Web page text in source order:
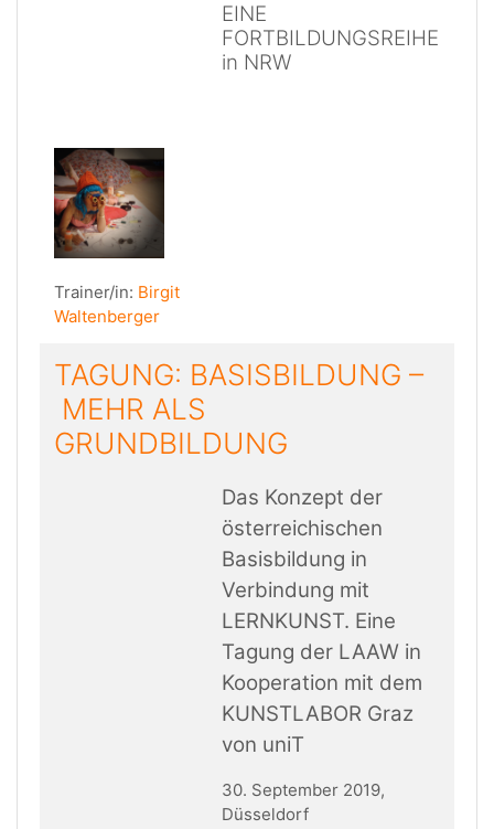
EINE
FORTBILDUNGSREIHE
in NRW
Trainer/in: Birgit
Waltenberger
TAGUNG: BASISBILDUNG –
MEHR ALS
GRUNDBILDUNG
Das Konzept der
österreichischen
Basisbildung in
Verbindung mit
LERNKUNST. Eine
Tagung der LAAW in
Kooperation mit dem
KUNSTLABOR Graz
von uniT
30. September 2019,
Düsseldorf